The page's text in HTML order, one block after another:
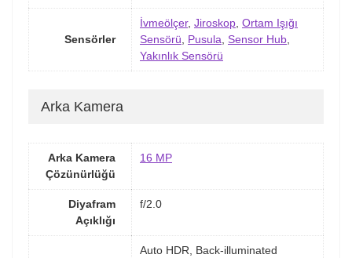
Sensörler
İvmeölçer, Jiroskop Ortam Işığı
Sensörü
Pusula Sensor Hub
Yakınlık Sensörü
Arka Kamera
Arka Kamera
Çözünürlüğü
16 MP
Diyafram
Açıklığı
f/2.0
Auto HDR, Back-illuminated